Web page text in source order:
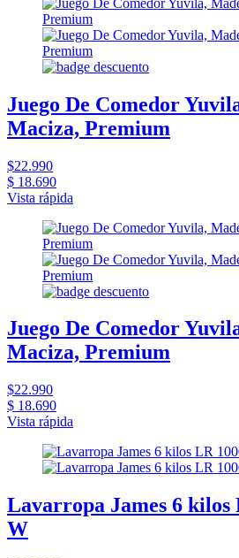
Juego De Comedor
Maciza, Premium
$22.990
$ 18.690
Vista rápida
Juego De Comedor
Maciza, Premium
$22.990
$ 18.690
Vista rápida
Lavarropa James 6 kilos
W